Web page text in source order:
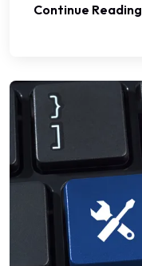
Continue Reading